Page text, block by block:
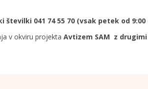
041 74 55 70 (vsak petek od 9:00
v okviru projekta Avtizem SAM z drugimi